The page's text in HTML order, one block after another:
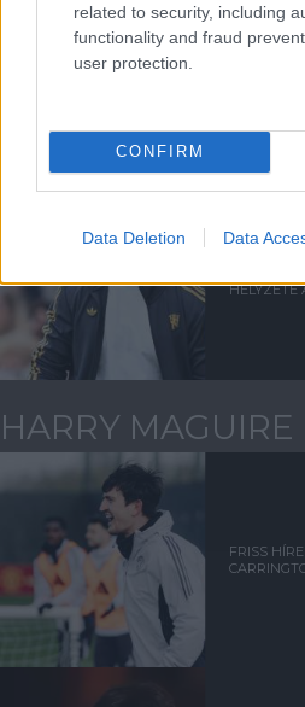
related to security, including
functionality and fraud
user protection.
CONFIRM
Data Deletion Data
GIGGS:
HELYZETE
HARRY MAGUIRE
FRISS